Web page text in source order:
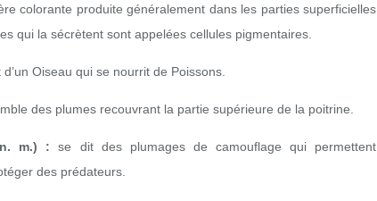
colorante produite généralement dans les parties superficielles
qui la sécrètent sont appelées cellules pigmentaires.
d’un Oiseau qui se nourrit de Poissons.
des plumes recouvrant la partie supérieure de la poitrine.
m.) : se dit des plumages de camouflage qui permettent
des prédateurs.